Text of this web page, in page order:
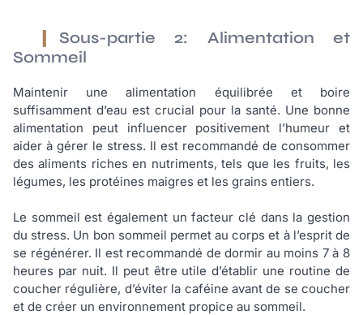
Sous-partie 2: Alimentation et
Sommeil
Maintenir une alimentation équilibrée et boire
suffisamment d’eau est crucial pour la santé. Une bonne
alimentation peut influencer positivement l’humeur et
aider à gérer le stress. Il est recommandé de consommer
des aliments riches en nutriments, tels que les fruits, les
légumes, les protéines maigres et les grains entiers.
Le sommeil est également un facteur clé dans la gestion
du stress. Un bon sommeil permet au corps et à l’esprit de
se régénérer. Il est recommandé de dormir au moins 7 à 8
heures par nuit. Il peut être utile d’établir une routine de
coucher régulière, d’éviter la caféine avant de se coucher
et de créer un environnement propice au sommeil.